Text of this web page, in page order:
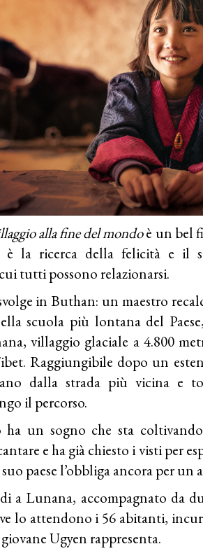
alla fine del mondoè un bel
la ricerca della felicità e il
tutti possono relazionarsi.
in Buthan: un maestro
scuola più lontana del
villaggio glaciale a 4.800
Raggiungibile dopo un
dalla strada più vicina e
il percorso.
ha un sogno che sta
e ha già chiesto i visti per
paese l’obbliga ancora per un
a Lunana, accompagnato da
lo attendono i 56 abitanti,
Ugyen rappresenta.